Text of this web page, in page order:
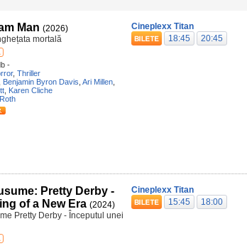
Man (2026)
mortală
-
, Thriller
Benjamin Byron Davis Ari Millen
Karen Cliche
Cineplexx Titan
18:45
20:45
Pretty Derby -
of a New Era (2024)
Pretty Derby - Începutul unei
Cineplexx Titan
15:45
18:00